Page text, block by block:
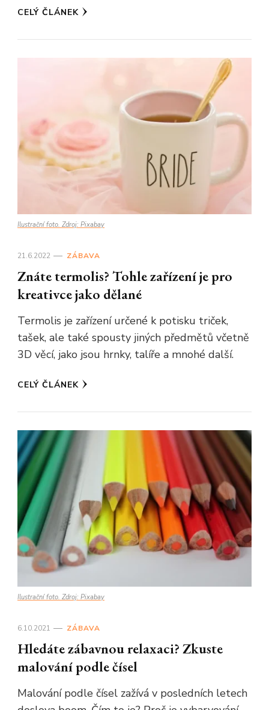
CELÝ ČLÁNEK
Ilustrační foto. Zdroj: Pixabay
21.6.2022 ZÁBAVA
Znáte termolis? Tohle zařízení je pro
kreativce jako dělané
Termolis je zařízení určené k potisku triček,
tašek, ale také spousty jiných předmětů včetně
3D věcí, jako jsou hrnky, talíře a mnohé další.
CELÝ ČLÁNEK
Ilustrační foto. Zdroj: Pixabay
6.10.2021 ZÁBAVA
Hledáte zábavnou relaxaci? Zkuste
malování podle čísel
Malování podle čísel zažívá v posledních letech